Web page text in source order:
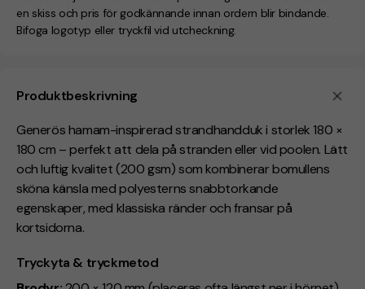
Produktbeskrivning
Generös hamam-inspirerad strandhandduk i storlek 180 ×
180 cm – perfekt att dela på stranden eller vid poolen. Lätt
och luftig kvalitet (200 gsm) som kombinerar bomullens
sköna känsla med polyesterns snabbtorkande
egenskaper, med klassiska ränder och fransar på
kortsidorna.
Tryckyta & tryckmetod
en skiss och pris för godkännande innan ordern blir bindande.
Bifoga logotyp eller tryckfil vid utcheckning.